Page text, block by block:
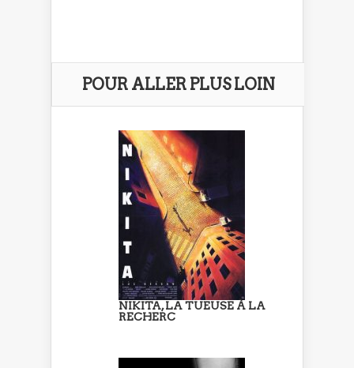
POUR ALLER PLUS LOIN
NIKITA, LA TUEUSE À LA
RECHERC